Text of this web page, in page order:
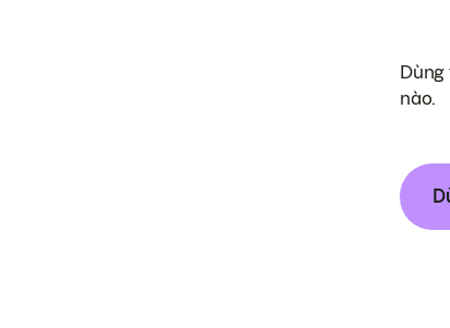
Dùng
nào.